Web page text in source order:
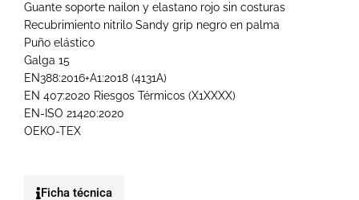
Guante soporte nailon y elastano rojo sin costuras
Recubrimiento nitrilo Sandy grip negro en palma
Puño elástico
Galga 15
EN388:2016+A1:2018 (4131A)
EN 407:2020 Riesgos Térmicos (X1XXXX)
EN-ISO 21420:2020
OEKO-TEX
Ficha técnica